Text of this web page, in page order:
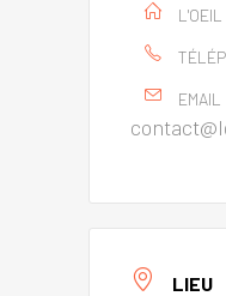
EMAIL
LIEU